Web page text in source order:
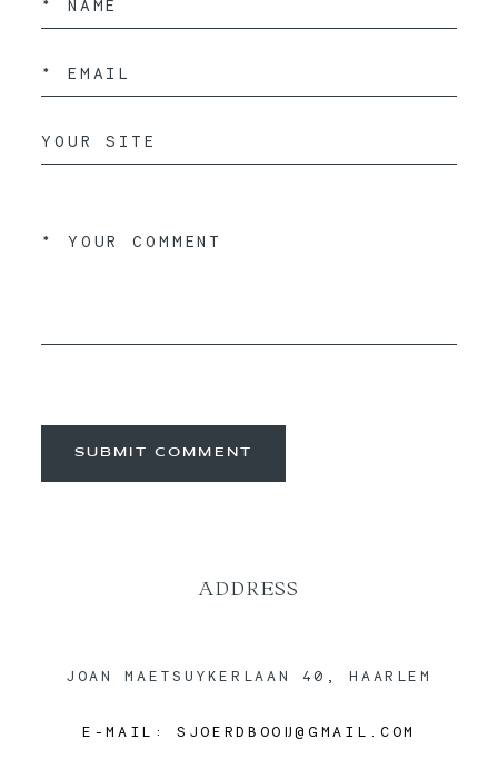
SUBMIT COMMENT
ADDRESS
JOAN MAETSUYKERLAAN 40, HAARLEM
E-MAIL: SJOERDBOOIJ@GMAIL.COM